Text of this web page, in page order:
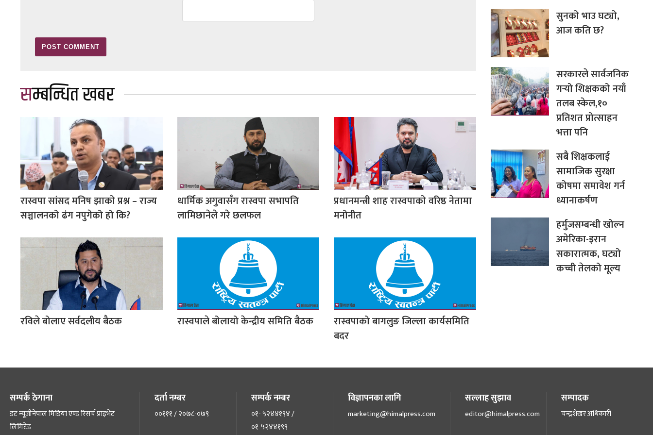
सम्बन्धित खबर
रास्वपा सांसद मनिष झाको प्रश्न – राज्य
सञ्चालनको ढंग नपुगेको हो कि?
धार्मिक अगुवासँग रास्वपा सभापति
लामिछानेले गरे छलफल
प्रधानमन्त्री शाह रास्वपाको वरिष्ठ नेतामा
मनोनीत
रविले बोलाए सर्वदलीय बैठक रास्वपाले बोलायो केन्द्रीय समिति बैठक
रास्वपाको बागलुङ जिल्ला कार्यसमिति
बदर
सुनको भाउ घट्यो,
आज कति छ?
सरकारले सार्वजनिक
गर्‍यो शिक्षकको नयाँ
तलब स्केल,१०
प्रतिशत प्रोत्साहन
भत्ता पनि
सबै शिक्षकलाई
सामाजिक सुरक्षा
कोषमा समावेश गर्न
ध्यानाकर्षण
हर्मुजसम्बन्धी खोल्न
अमेरिका-इरान
सकारात्मक, घट्यो
कच्ची तेलको मूल्य
सम्पर्क ठेगाना
डट न्यूजीनेपाल मिडिया एण्ड रिसर्च प्राइभेट
लिमिटेड
दर्ता नम्बर
००१११ / २०७८-०७९
सम्पर्क नम्बर
०१- ५२४४१९४ /
०१-५२४४१९९
विज्ञापनका लागि
marketing@himalpress.com
सल्लाह सुझाव
editor@himalpress.com
सम्पादक
चन्द्रशेखर अधिकारी